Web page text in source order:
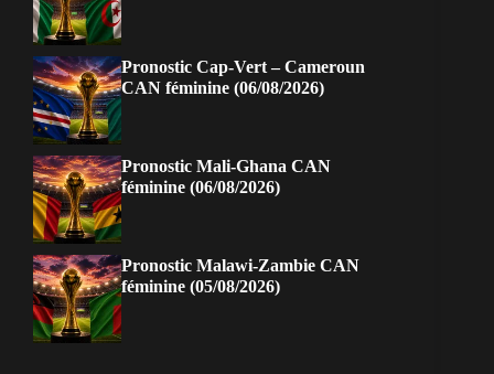
Pronostic Cap-Vert – Cameroun
CAN féminine (06/08/2026)
Pronostic Mali-Ghana CAN
féminine (06/08/2026)
Pronostic Malawi-Zambie CAN
féminine (05/08/2026)